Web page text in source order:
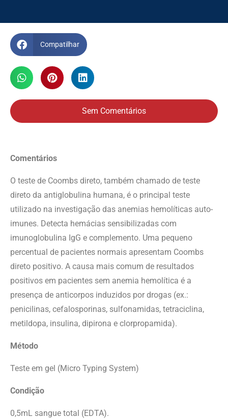
Compatilhar
Sem Comentários
Comentários
O teste de Coombs direto, também chamado de teste
direto da antiglobulina humana, é o principal teste
utilizado na investigação das anemias hemolíticas auto-
imunes. Detecta hemácias sensibilizadas com
imunoglobulina IgG e complemento. Uma pequeno
percentual de pacientes normais apresentam Coombs
direto positivo. A causa mais comum de resultados
positivos em pacientes sem anemia hemolítica é a
presença de anticorpos induzidos por drogas (ex.:
penicilinas, cefalosporinas, sulfonamidas, tetraciclina,
metildopa, insulina, dipirona e clorpropamida).
Método
Teste em gel (Micro Typing System)
Condição
0,5mL sangue total (EDTA).